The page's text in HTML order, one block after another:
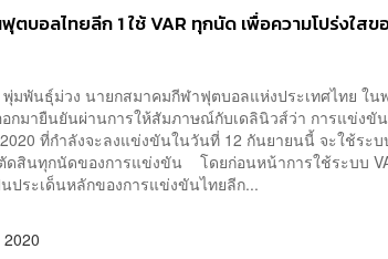
บอลไทยลีก 1 ใช้ VAR ทุกนัด เพื่อความโปร่งใสข
มพันธุ์ม่วง นายกสมาคมกีฬาฟุตบอลแห่งประเทศไทย ใน
กมายืนยันผ่านการให้สัมภาษณ์กับเดลินิวส์ว่า การแข่งขั
ที่กำลังจะลงแข่งขันในวันที่ 12 กันยายนนี้ จะใช้ระบ
ดสินทุกนัดของการแข่งขัน โดยก่อนหน้าการใช้ระบบ
ประเด็นหลักของการแข่งขันไทยลีก...